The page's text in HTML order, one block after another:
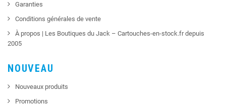
Garanties
Conditions générales de vente
À propos | Les Boutiques du Jack – Cartouches-en-stock.fr depuis
2005
NOUVEAU
Nouveaux produits
Promotions